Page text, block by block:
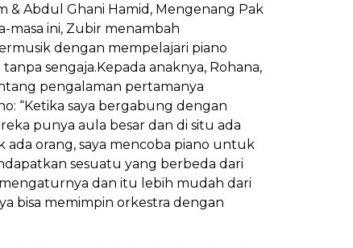
& Abdul Ghani Hamid, Mengenang Pak
masa ini, Zubir menambah
dengan mempelajari piano
sengaja.Kepada anaknya, Rohana,
pengalaman pertamanya
“Ketika saya bergabung dengan
punya aula besar dan di situ ada
ada orang, saya mencoba piano untuk
sesuatu yang berbeda dari
mengaturnya dan itu lebih mudah dari
bisa memimpin orkestra dengan